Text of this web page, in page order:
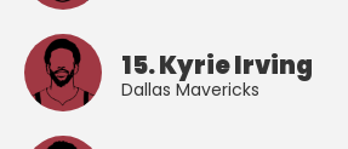
15. Kyrie Irving
Dallas Mavericks